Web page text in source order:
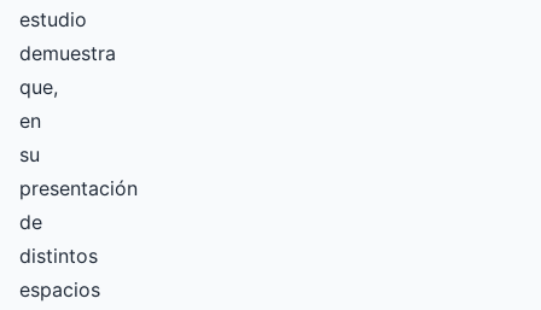
estudio
demuestra
que,
en
su
presentación
de
distintos
espacios